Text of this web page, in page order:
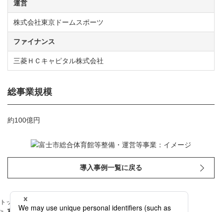
運営
株式会社東京ドームスポーツ
ファイナンス
三菱ＨＣキャピタル株式会社
総事業規模
約100億円
導入事例一覧に戻る
トップページ